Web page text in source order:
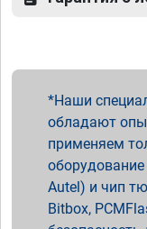
Наши
обладают
применяем
Autel) и чип
Bitbox,